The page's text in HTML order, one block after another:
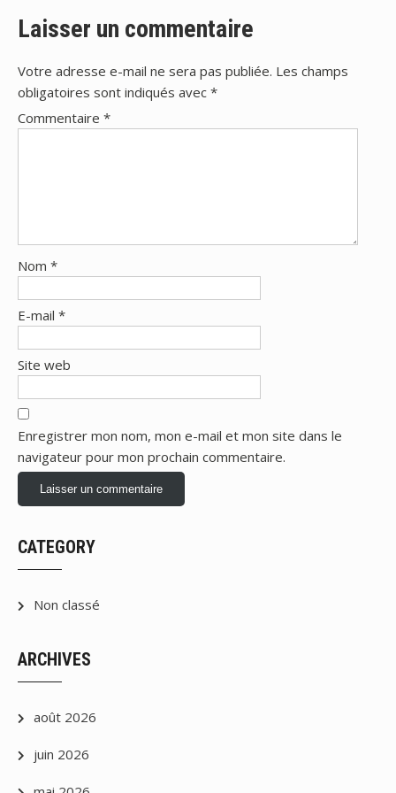
l’article
Laisser un commentaire
Votre adresse e-mail ne sera pas publiée. Les champs
obligatoires sont indiqués avec *
Commentaire *
Nom *
E-mail *
Site web
Enregistrer mon nom, mon e-mail et mon site dans le
navigateur pour mon prochain commentaire.
CATEGORY
Non classé
ARCHIVES
août 2026
juin 2026